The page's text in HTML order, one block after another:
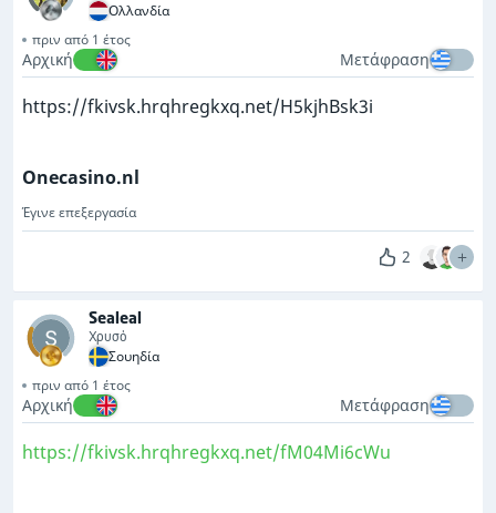
Ολλανδία
πριν από 1 έτος
Αρχική Μετάφραση
https://fkivsk.hrqhregkxq.net/H5kjhBsk3i
Onecasino.nl
Έγινε επεξεργασία
2
Sealeal
Χρυσό
Σουηδία
πριν από 1 έτος
Αρχική Μετάφραση
https://fkivsk.hrqhregkxq.net/fM04Mi6cWu